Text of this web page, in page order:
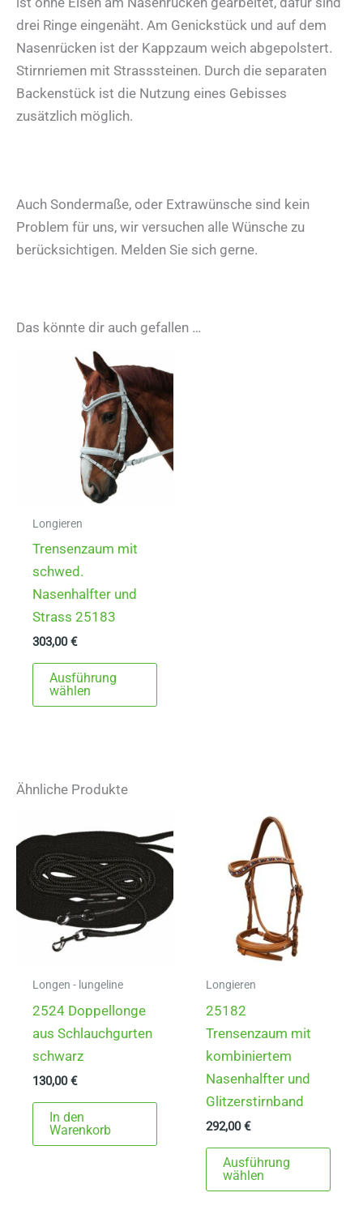
drei Ringe eingenäht. Am Genickstück und auf dem
Nasenrücken ist der Kappzaum weich abgepolstert.
Stirnriemen mit Strasssteinen. Durch die separaten
Backenstück ist die Nutzung eines Gebisses
zusätzlich möglich.
Auch Sondermaße, oder Extrawünsche sind kein
Problem für uns, wir versuchen alle Wünsche zu
berücksichtigen. Melden Sie sich gerne.
Das könnte dir auch gefallen …
Longieren
Trensenzaum mit
schwed.
Nasenhalfter und
Strass 25183
303,00€
Ausführung
wählen
Dieses
weist
können
auf
Produktseite
Ähnliche Produkte
Longen - lungeline
2524 Doppellonge
aus Schlauchgurten
schwarz
130,00€
In den
Warenkorb
Longieren
25182
Trensenzaum mit
kombiniertem
Nasenhalfter und
Glitzerstirnband
292,00€
Ausführung
wählen
weist